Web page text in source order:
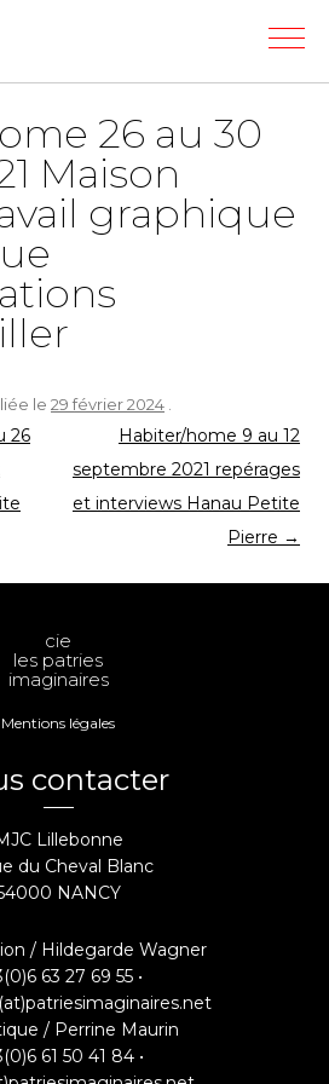
26 au 30
Maison
graphique
le 29 février 2024
26
Habiter/home 9 au 12
septembre 2021 repérages
et interviews Hanau Petite
Pierre →
cie
les patries
imaginaires
Mentions légales
contacter
Lillebonne
du Cheval Blanc
NANCY
/ Hildegarde Wagner
63 27 69 55 •
/ Perrine Maurin
61 50 41 84 •